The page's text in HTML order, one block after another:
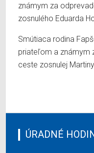
známym za
zosnulého Eduarda
Smútiaca rodina
priateľom a známym
ceste zosnulej
ÚRADNÉ